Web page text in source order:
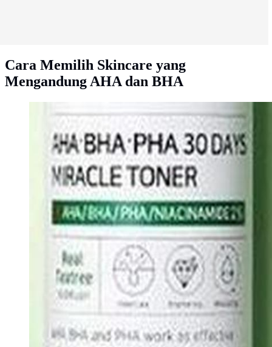
Cara Memilih Skincare yang
Mengandung AHA dan BHA